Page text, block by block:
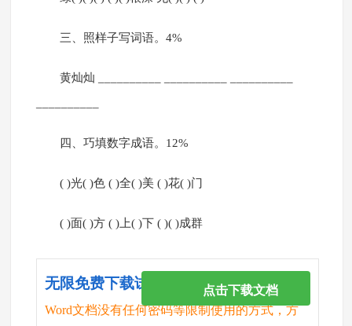
三、照样子写词语。4%
黄灿灿 __________ __________ __________
四、巧填数字成语。12%
( )光( )色 ( )全( )美 ( )花( )门
( )面( )方 ( )上( )下 ( )( )成群
无限免费下载试卷
Word文档没有任何密码等限制使用的方式，方
点击下载文档